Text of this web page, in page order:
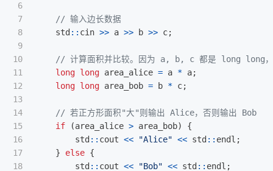
6
7
8
9
10
11
12
13
14
15
16
17
18
// 输入边长数据
std :: cin >> a >> b >> c;
// 计算面积并比较。因为 a, b, c 都是 long long，
long long area_alice = a * a;
long long area_bob = b * c;
// 若正方形面积"大"则输出 Alice，否则输出 Bob
if
(area_alice > area_bob)
{
std :: cout << "Alice" << std :: endl ;
}
else {
std :: cout << "Bob" << std :: endl ;